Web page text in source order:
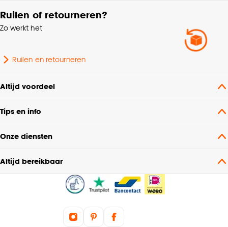
Ruilen of retourneren?
Zo werkt het
Ruilen en retourneren
Altijd voordeel
Tips en info
Onze diensten
Altijd bereikbaar